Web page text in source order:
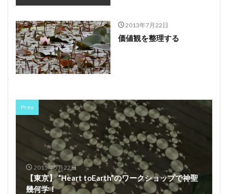
2013年7月22日
価値観を整理する
Prev
2015年5月22日
【東京】 “Heart toEarth”のワークショップで神聖
幾何学！